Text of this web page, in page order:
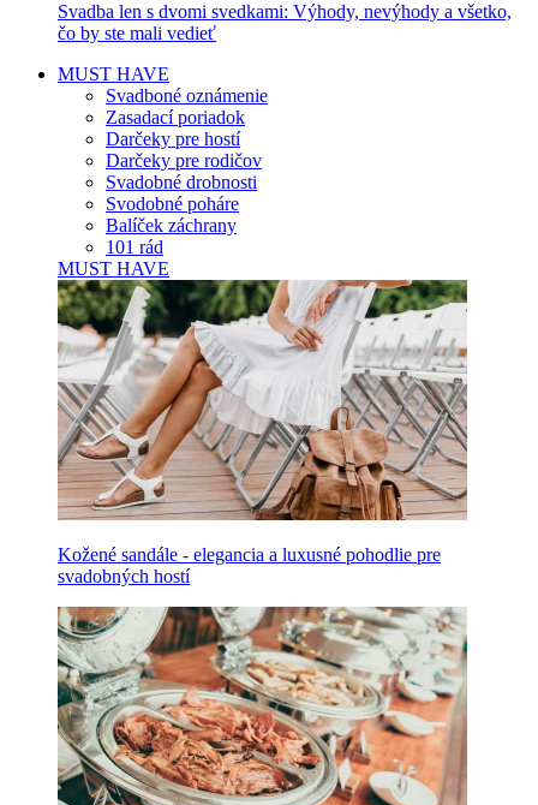
Svadba len s dvomi svedkami: Výhody, nevýhody a všetko,
čo by ste mali vedieť
MUST HAVE
Svadboné oznámenie
Zasadací poriadok
Darčeky pre hostí
Darčeky pre rodičov
Svadobné drobnosti
Svodobné poháre
Balíček záchrany
101 rád
MUST HAVE
Kožené sandále - elegancia a luxusné pohodlie pre
svadobných hostí